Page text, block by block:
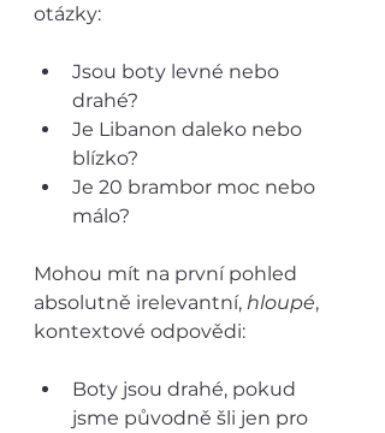
otázky:
Jsou boty levné nebo
drahé?
Je Libanon daleko nebo
blízko?
Je 20 brambor moc nebo
málo?
Mohou mít na první pohled
absolutně irelevantní, hloupé,
kontextové odpovědi:
Boty jsou drahé, pokud
jsme původně šli jen pro